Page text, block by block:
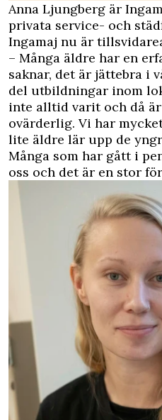
Anna Ljungberg är
privata service- och
Ingamaj nu är
– Många äldre har en
saknar, det är jätte­bra i
del utbildningar inom
inte alltid varit och då
ovärderlig. Vi har
lite äldre lär upp de
Många som har gått i
oss och det är en stor